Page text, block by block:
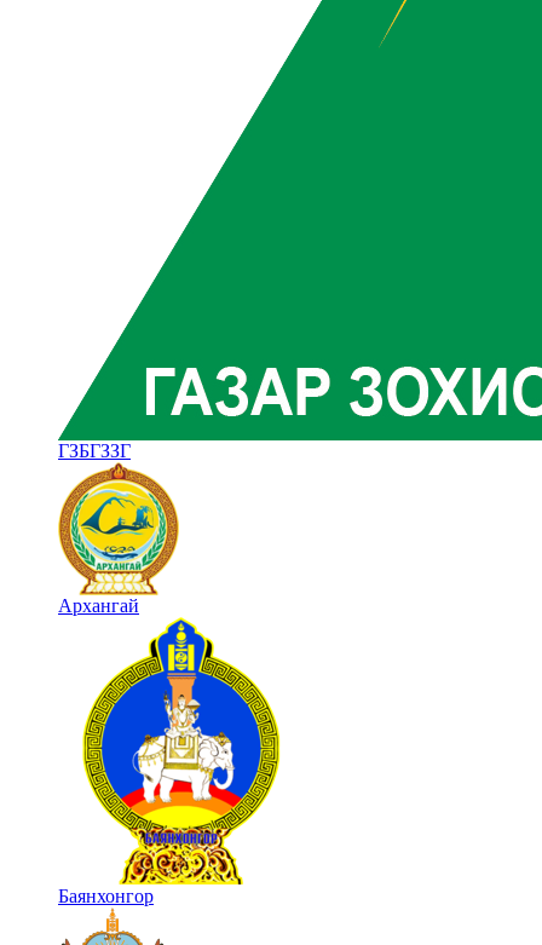
ГЗБГЗЗГ
Архангай
Баянхонгор